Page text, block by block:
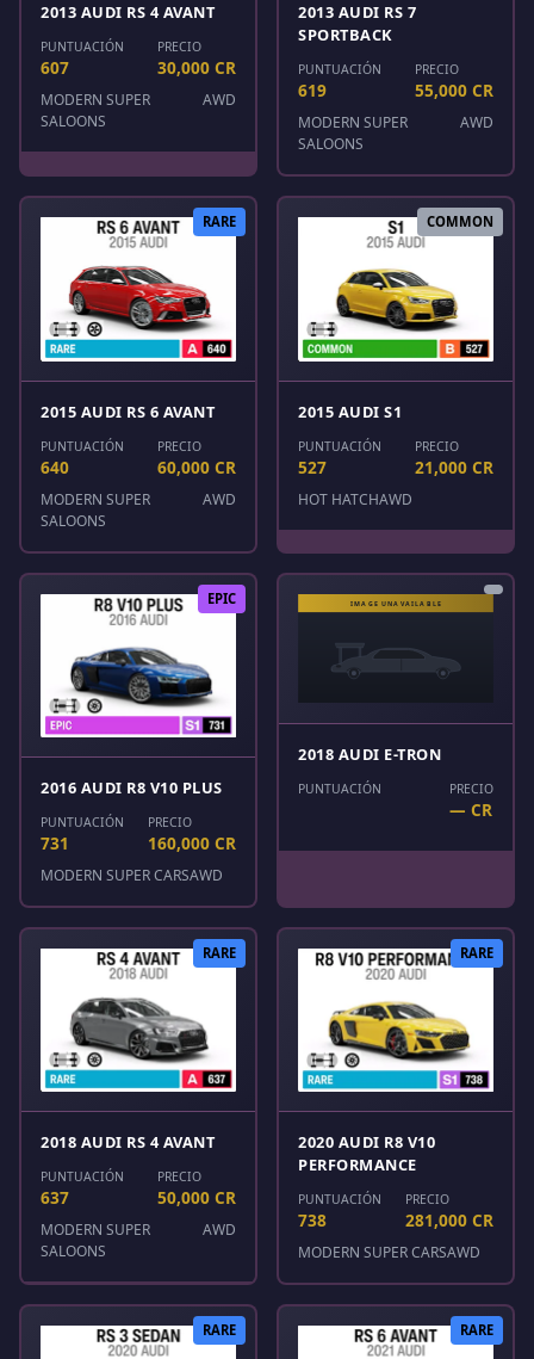
2013 AUDI RS 4 AVANT
PUNTUACIÓN
607
PRECIO
30,000 CR
MODERN SUPER
SALOONS
AWD
2013 AUDI RS 7
SPORTBACK
PUNTUACIÓN
619
PRECIO
55,000 CR
MODERN SUPER
SALOONS
AWD
RARE
2015 AUDI RS 6 AVANT
PUNTUACIÓN
640
PRECIO
60,000 CR
MODERN SUPER
SALOONS
AWD
COMMON
2015 AUDI S1
PUNTUACIÓN
527
PRECIO
21,000 CR
HOT HATCHAWD
EPIC
2016 AUDI R8 V10 PLUS
PUNTUACIÓN
731
PRECIO
160,000 CR
MODERN SUPER CARSAWD
2018 AUDI E-TRON
PUNTUACIÓN PRECIO
— CR
RARE
2018 AUDI RS 4 AVANT
PUNTUACIÓN
637
PRECIO
50,000 CR
MODERN SUPER
SALOONS
AWD
RARE
2020 AUDI R8 V10
PERFORMANCE
PUNTUACIÓN
738
PRECIO
281,000 CR
MODERN SUPER CARSAWD
RARE RARE